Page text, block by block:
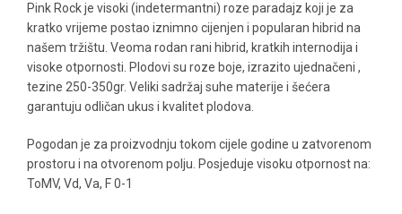
Pink Rock je visoki (indetermantni) roze paradajz koji je za
kratko vrijeme postao iznimno cijenjen i popularan hibrid na
našem tržištu. Veoma rodan rani hibrid, kratkih internodija i
visoke otpornosti. Plodovi su roze boje, izrazito ujednačeni ,
tezine 250-350gr. Veliki sadržaj suhe materije i šećera
garantuju odličan ukus i kvalitet plodova.
Pogodan je za proizvodnju tokom cijele godine u zatvorenom
prostoru i na otvorenom polju. Posjeduje visoku otpornost na:
ToMV, Vd, Va, F 0-1